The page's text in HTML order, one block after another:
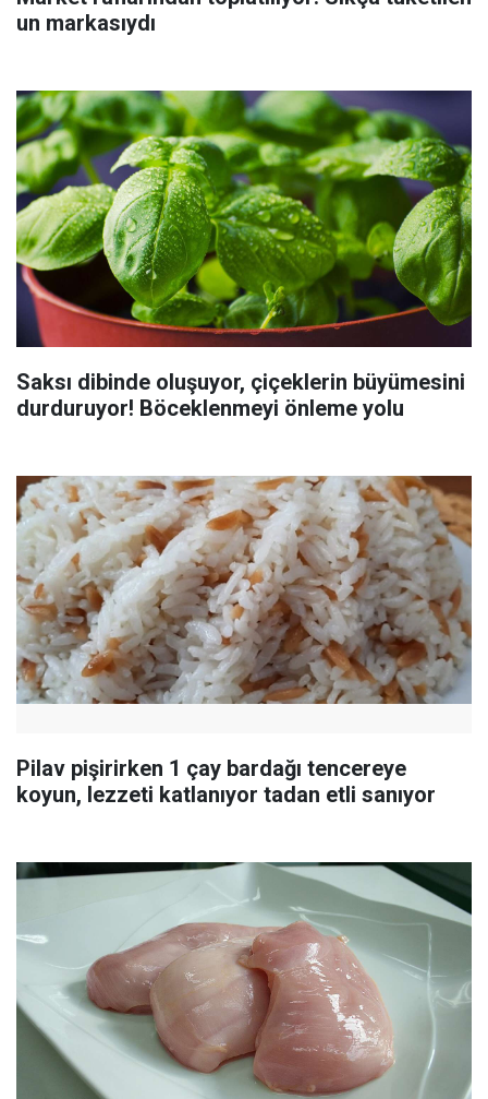
un markasıydı
Saksı dibinde oluşuyor, çiçeklerin büyümesini
durduruyor! Böceklenmeyi önleme yolu
Pilav pişirirken 1 çay bardağı tencereye
koyun, lezzeti katlanıyor tadan etli sanıyor